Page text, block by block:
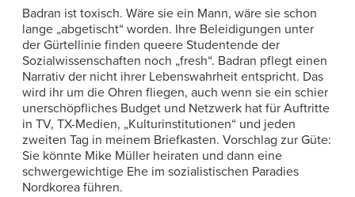
Badran ist toxisch. Wäre sie ein Mann, wäre sie schon
lange „abgetischt“ worden. Ihre Beleidigungen unter
der Gürtellinie finden queere Studentende der
Sozialwissenschaften noch „fresh“. Badran pflegt einen
Narrativ der nicht ihrer Lebenswahrheit entspricht. Das
wird ihr um die Ohren fliegen, auch wenn sie ein schier
unerschöpfliches Budget und Netzwerk hat für Auftritte
in TV, TX-Medien, „Kulturinstitutionen“ und jeden
zweiten Tag in meinem Briefkasten. Vorschlag zur Güte:
Sie könnte Mike Müller heiraten und dann eine
schwergewichtige Ehe im sozialistischen Paradies
Nordkorea führen.